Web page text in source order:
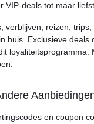
VIP-deals tot maar
verblijven, reizen,
huis. Exclusieve
en coupon